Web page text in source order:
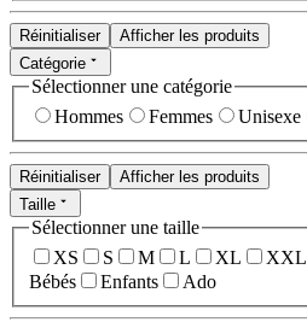
Réinitialiser
Afficher les produits
Catégorie
Sélectionner une catégorie
Hommes
Femmes Unisexe
Réinitialiser
Afficher les produits
Taille
Sélectionner une taille
XS
S M L XL XXL
Bébés
Enfants Ado